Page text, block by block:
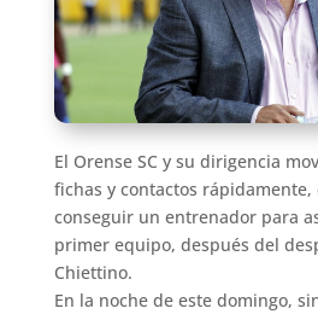
El Orense SC y su dirigencia
fichas y contactos
conseguir un entrenador para
primer equipo, después del
Chiettino.
En la noche de este domingo,